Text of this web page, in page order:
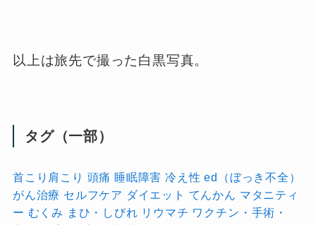
以上は旅先で撮った白黒写真。
タグ（一部）
首こり肩こり 頭痛 睡眠障害 冷え性 ed（ぼっき不全）
がん治療 セルフケア ダイエット てんかん マタニティ
ー むくみ まひ・しびれ リウマチ ワクチン・手術・